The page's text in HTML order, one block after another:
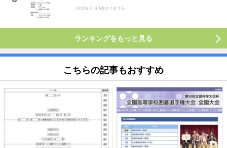
2026.2.9 Mon 18:15
ランキングをもっと見る
こちらの記事もおすすめ